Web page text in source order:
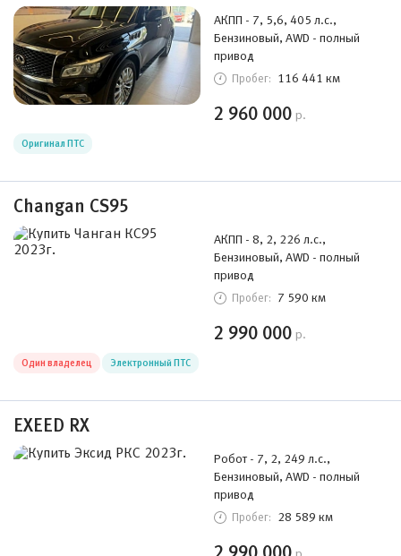
АКПП - 7, 5,6, 405 л.с.,
Бензиновый, AWD - полный
привод
Пробег: 116 441 км
2 960 000 р.
Оригинал ПТС
Changan CS95
АКПП - 8, 2, 226 л.с.,
Бензиновый, AWD - полный
привод
Пробег: 7 590 км
2 990 000 р.
Один владелец Электронный ПТС
EXEED RX
Робот - 7, 2, 249 л.с.,
Бензиновый, AWD - полный
привод
Пробег: 28 589 км